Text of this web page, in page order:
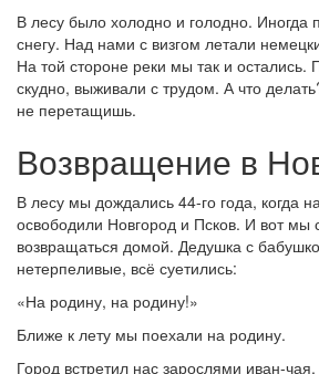
В лесу было холодно и голодно. Иногда
снегу. Над нами с визгом летали
На той стороне реки мы так и остались.
скудно, выживали с трудом. А что
не перетащишь.
Возвращение в
В лесу мы дождались 44-го года, когда
освободили Новгород и Псков. И вот мы
возвращаться домой. Дедушка с
нетерпеливые, всё суетились:
«На родину, на родину!»
Ближе к лету мы поехали на родину.
Город встретил нас зарослями иван-